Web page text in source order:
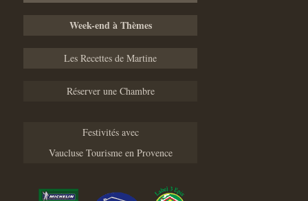
Week-end à Thèmes
Les Recettes de Martine
Réserver une Chambre
Festivités avec
Vaucluse Tourisme en Provence